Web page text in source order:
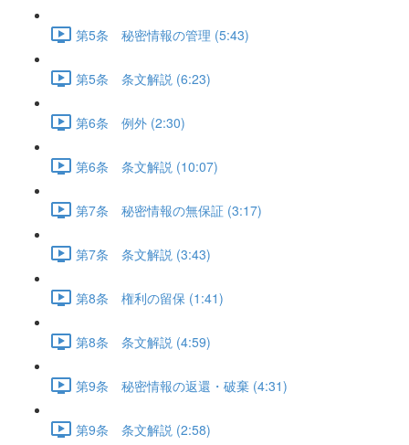
第5条 秘密情報の管理 (5:43)
第5条 条文解説 (6:23)
第6条 例外 (2:30)
第6条 条文解説 (10:07)
第7条 秘密情報の無保証 (3:17)
第7条 条文解説 (3:43)
第8条 権利の留保 (1:41)
第8条 条文解説 (4:59)
第9条 秘密情報の返還・破棄 (4:31)
第9条 条文解説 (2:58)